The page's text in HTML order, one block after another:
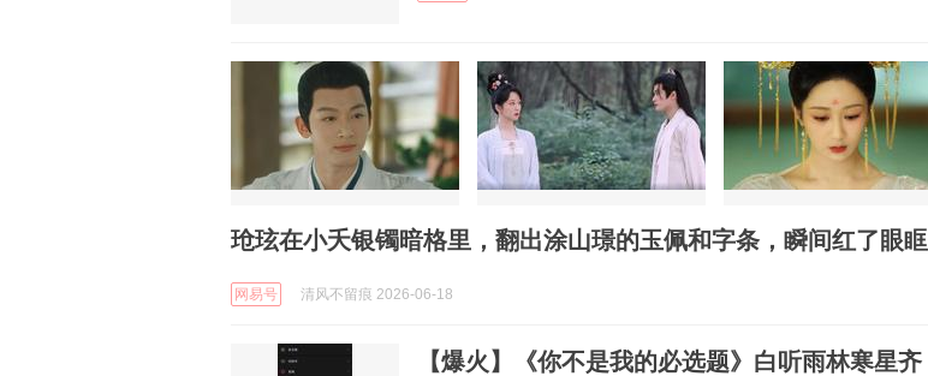
玱玹在小夭银镯暗格里，翻出涂山璟的玉佩和字条，瞬间红了眼眶
网易号 清风不留痕 2026-06-18
【爆火】《你不是我的必选题》白听雨林寒星齐